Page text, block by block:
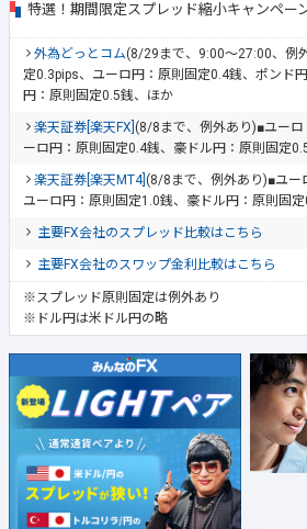
特選！期間限定スプレッド縮小キャンペー
外為どっとコム(8/29まで、9:00～27:00、例
定0.3pips、ユーロ円：原則固定0.4銭、ポンド
円：原則固定0.5銭、ほか
楽天証券[楽天FX] (8/8まで、例外あり)■ユー
ーロ円：原則固定0.4銭、豪ドル円：原則固定
楽天証券[楽天MT4] (8/8まで、例外あり)■ユー
ユーロ円：原則固定1.0銭、豪ドル円：原則固
主要FX会社のスプレッド比較はこちら
主要FX会社のスワップ金利比較はこちら
※スプレッド原則固定は例外あり
※ドル円は米ドル円の略